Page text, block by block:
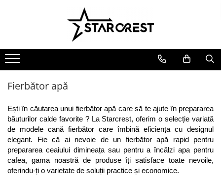
Electrocasnice Mari
Aparate frigorifice
Combină frigorifică
Congelator
Ladă frigorifică
Vitrină frigorifică
Vitrină de vinuri
Masini de spalat vase
Hotă bucătărie
Plită incorporabilă
Electrocasnice Mici
Electrocasnice bucătărie
Accesorii bucătărie
Aparat clătite
Aparat popcorn
Aparat vafe
Aparat de vidat alimente
Role pungi vidat
Blendere & Tocatoare
Espressor cafea
Fierbător apă
Ingrijire personală
Aparate & Accesorii ingrijire
Fierbător apă
Ești în căutarea unui fierbător apă care să te ajute în prepararea
băuturilor calde favorite ? La Starcrest, oferim o selecție variată
de modele cană fierbător care îmbină eficiența cu designul
elegant. Fie că ai nevoie de un fierbător apă rapid pentru
prepararea ceaiului dimineața sau pentru a încălzi apa pentru
cafea, gama noastră de produse îți satisface toate nevoile,
oferindu-ți o varietate de soluții practice și economice.